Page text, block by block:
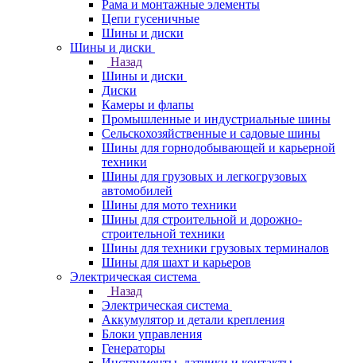
Рама и монтажные элементы
Цепи гусеничные
Шины и диски
Шины и диски
Назад
Шины и диски
Диски
Камеры и флапы
Промышленные и индустриальные шины
Сельскохозяйственные и садовые шины
Шины для горнодобывающей и карьерной
техники
Шины для грузовых и легкогрузовых
автомобилей
Шины для мото техники
Шины для строительной и дорожно-
строительной техники
Шины для техники грузовых терминалов
Шины для шахт и карьеров
Электрическая система
Назад
Электрическая система
Аккумулятор и детали крепления
Блоки управления
Генераторы